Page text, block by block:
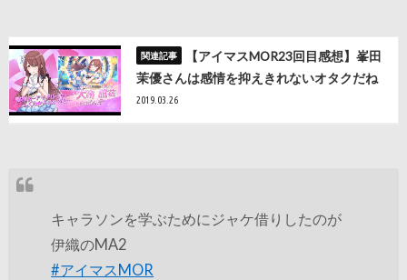
【アイマスMOR23回目感想】峯田
茉優さんは感情を抑えきれないオタクだね
2019.03.26
キャラソンを学ぶためにジャケ借りしたのが
伊織のMA2
#アイマスMOR